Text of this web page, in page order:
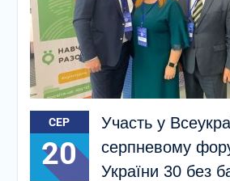
СЕР
20
Участь у
серпневому
України 30 без